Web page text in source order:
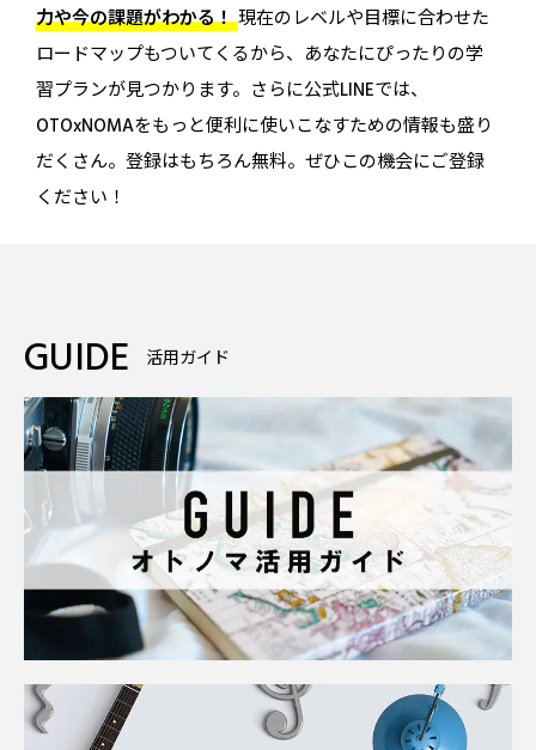
力や今の課題がわかる！現在のレベルや目標に合わせた
ロードマップもついてくるから、あなたにぴったりの学
習プランが見つかります。さらに公式LINEでは、
OTOxNOMAをもっと便利に使いこなすための情報も盛り
だくさん。登録はもちろん無料。ぜひこの機会にご登録
ください！
GUIDE 活用ガイド